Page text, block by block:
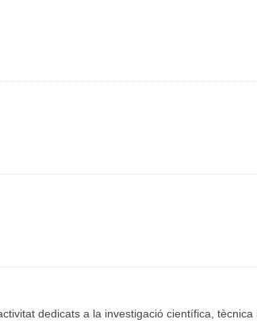
dedicats a la investigació científica, tècnica